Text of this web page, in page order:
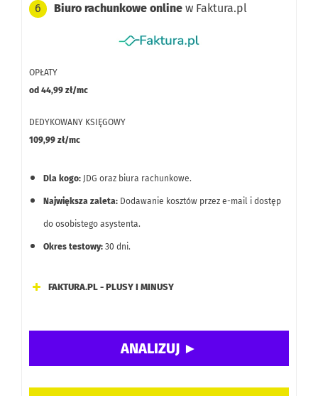
6 Biuro rachunkowe online w Faktura.pl
OPŁATY
od 44,99 zł/mc
DEDYKOWANY KSIĘGOWY
109,99 zł/mc
Dla kogo: JDG oraz biura rachunkowe.
Największa zaleta: Dodawanie kosztów przez e-mail i dostęp
do osobistego asystenta.
Okres testowy: 30 dni.
FAKTURA.PL - PLUSY I MINUSY
integracja z Allegro, windykacja online, KSeF.
Możliwość dodawania dokumentów kosztowych
(zdjęcia/aplikacja) i wirtualny segregator.